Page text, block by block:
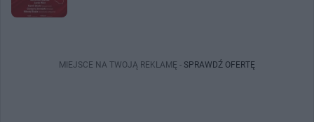
MIEJSCE NA TWOJĄ REKLAMĘ - SPRAWDŹ OFERTĘ